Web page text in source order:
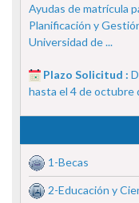
Ayudas de matrícula
Planificación y
Universidad de ...
Plazo Solicitud :
hasta el 4 de octubre
1-Becas
2-Educación y